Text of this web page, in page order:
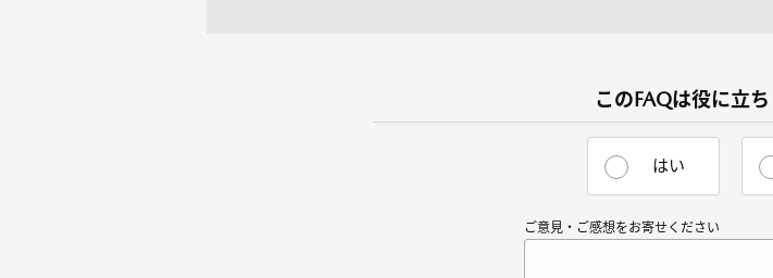
このFAQは役に立
はい
ご意見・ご感想をお寄せください